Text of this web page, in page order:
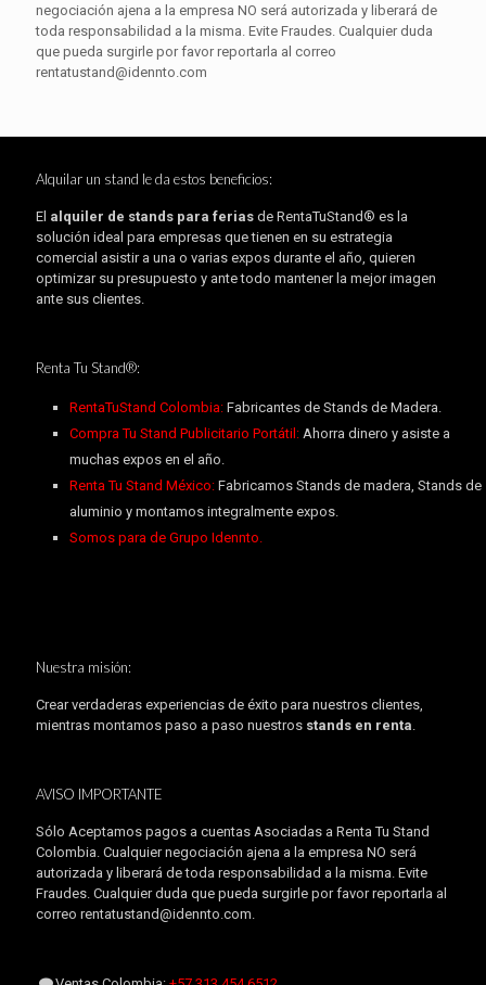
negociación ajena a la empresa NO será autorizada y liberará de
toda responsabilidad a la misma. Evite Fraudes. Cualquier duda
que pueda surgirle por favor reportarla al correo
rentatustand@idennto.com
Alquilar un stand le da estos beneficios:
El alquiler de stands para ferias de RentaTuStand® es la
solución ideal para empresas que tienen en su estrategia
comercial asistir a una o varias expos durante el año, quieren
optimizar su presupuesto y ante todo mantener la mejor imagen
ante sus clientes.
Renta Tu Stand®:
RentaTuStand Colombia: Fabricantes de Stands de Madera.
Compra Tu Stand Publicitario Portátil:Ahorra dinero y asiste a
muchas expos en el año.
Renta Tu Stand México:Fabricamos Stands de madera, Stands de
aluminio y montamos integralmente expos.
Somos para de Grupo Idennto.
Nuestra misión:
Crear verdaderas experiencias de éxito para nuestros clientes,
mientras montamos paso a paso nuestros stands en renta
AVISO IMPORTANTE
Sólo Aceptamos pagos a cuentas Asociadas a Renta Tu Stand
Colombia. Cualquier negociación ajena a la empresa NO será
autorizada y liberará de toda responsabilidad a la misma. Evite
Fraudes. Cualquier duda que pueda surgirle por favor reportarla al
correo rentatustand@idennto.com.